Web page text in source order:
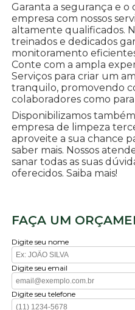
Garanta a segurança e o
empresa com nossos
altamente qualificados.
treinados e dedicados
monitoramento
Conte com a ampla
Serviços para criar um
tranquilo, promovendo
colaboradores como
Disponibilizamos
empresa de limpeza
aproveite a sua chance
saber mais. Nossos
sanar todas as suas
oferecidos. Saiba mais!
FAÇA UM
Digite seu nome
Digite seu email
Digite seu telefone